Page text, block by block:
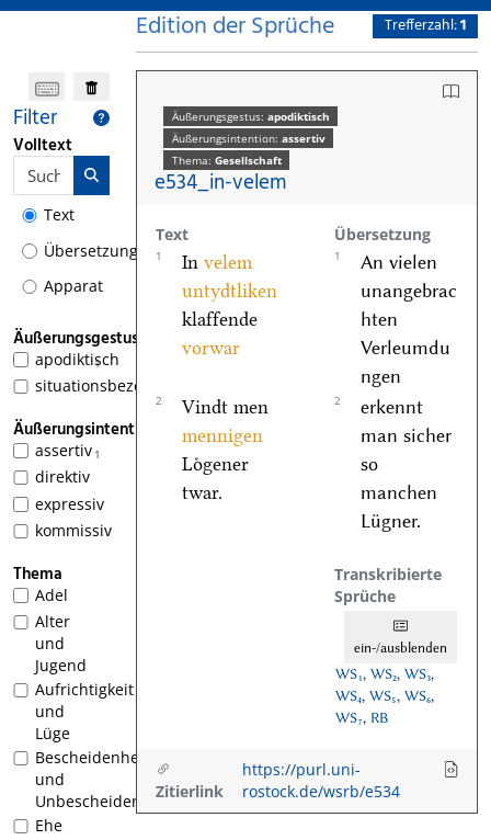
Filter
Volltext
Text
Übersetzung
Apparat
Äußerungsgestus
1
apodiktisch
situationsbezogen
Äußerungsintention
1
assertiv
direktiv
expressiv
kommissiv
Thema
Adel
Alter
und
Jugend
Aufrichtigkeit
und
Lüge
Bescheidenheit
und
Unbescheidenheit
Ehe
Edition der Sprüche Trefferzahl:1
Äußerungsgestus: apodiktisch
Äußerungsintention: assertiv
Thema: Gesellschaft
e534_in-velem
Text Übersetzung
1 In velem
untydtliken
klaffende
vorwar
1
An vielen
unangebrac
hten
Verleumdu
ngen
2
Vindt men
mennigen
Loͤgener
twar.
2
erkennt
man sicher
so
manchen
Lügner.
Transkribierte
Sprüche
ein-/ausblenden
WS₁, WS₂, WS₃,
WS₄, WS₅, WS₆,
WS₇, RB
Zitierlink
https://purl.uni-
rostock.de/wsrb/e534